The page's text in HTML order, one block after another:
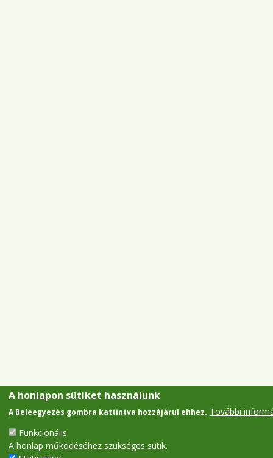
A honlapon sütiket használunk
A Beleegyezés gombra kattintva hozzájárul ehhez. További
Funkcionális
A honlap működéséhez szükséges sütik.